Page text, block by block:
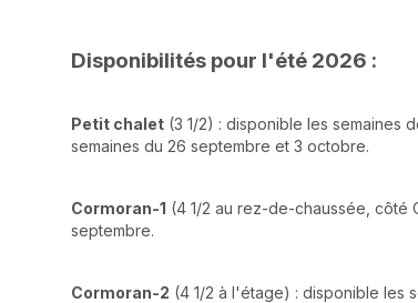
Disponibilités pour l'été 2026 :
Petit chalet (3 1/2) : disponible les semaines
semaines du 26 septembre et 3 octobre.
Cormoran-1 (4 1/2 au rez-de-chaussée, côté
septembre.
Cormoran-2 (4 1/2 à l'étage) : disponible les